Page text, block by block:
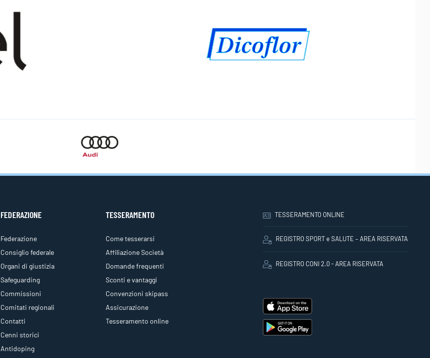
FEDERAZIONE
Federazione
Consiglio federale
Organi di giustizia
Safeguarding
Commissioni
Comitati regionali
Contatti
Cenni storici
Antidoping
TESSERAMENTO
Come tesserarsi
Affiliazione Società
Domande frequenti
Sconti e vantaggi
Convenzioni skipass
Assicurazione
Tesseramento online
TESSERAMENTO ONLINE
REGISTRO SPORT e SALUTE – AREA RISERVATA
REGISTRO CONI 2.0 - AREA RISERVATA